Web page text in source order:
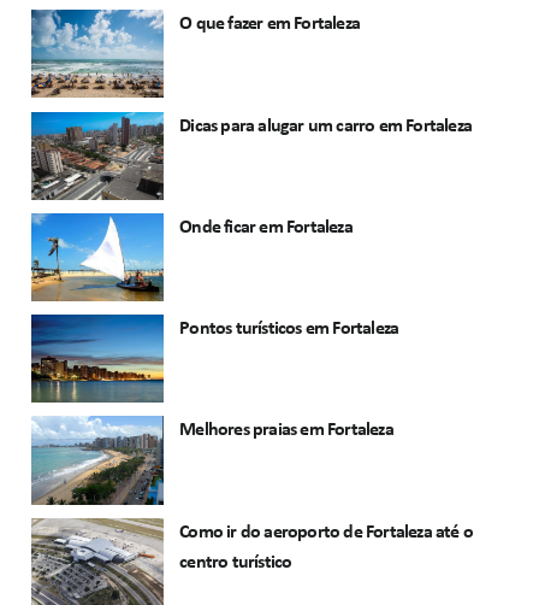
O que fazer em Fortaleza
Dicas para alugar um carro em Fortaleza
Onde ficar em Fortaleza
Pontos turísticos em Fortaleza
Melhores praias em Fortaleza
Como ir do aeroporto de Fortaleza até o
centro turístico